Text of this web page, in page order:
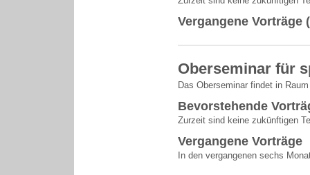
Vergangene Vorträge
Oberseminar für
Das Oberseminar findet in
Bevorstehende
Zurzeit sind keine zukünftigen
Vergangene Vorträge
In den vergangenen sechs